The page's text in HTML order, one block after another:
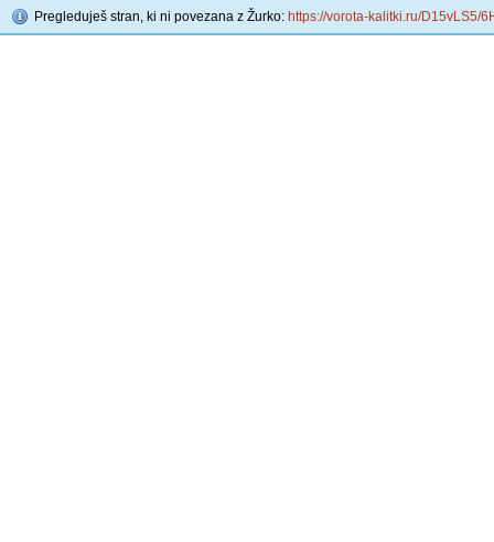
Pregleduješ stran, ki ni povezana z Žurko: https://vorota-kalitki.ru/D15vLS5/